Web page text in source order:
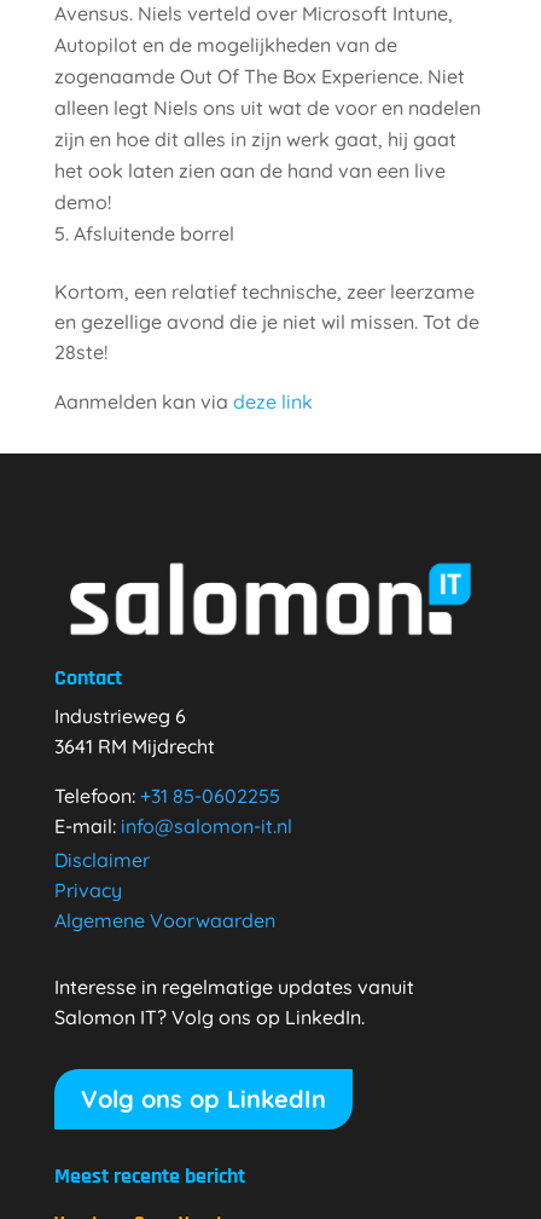
Avensus. Niels verteld over Microsoft Intune,
Autopilot en de mogelijkheden van de
zogenaamde Out Of The Box Experience. Niet
alleen legt Niels ons uit wat de voor en nadelen
zijn en hoe dit alles in zijn werk gaat, hij gaat
het ook laten zien aan de hand van een live
demo!
Afsluitende borrel
Kortom, een relatief technische, zeer leerzame
en gezellige avond die je niet wil missen. Tot de
28ste!
Aanmelden kan via deze link
Contact
Industrieweg 6
3641 RM Mijdrecht
Telefoon: +31 85-0602255
E-mail: info@salomon-it.nl
Disclaimer
Privacy
Algemene Voorwaarden
Interesse in regelmatige updates vanuit
Salomon IT? Volg ons op LinkedIn.
Volg ons op LinkedIn
Meest recente bericht